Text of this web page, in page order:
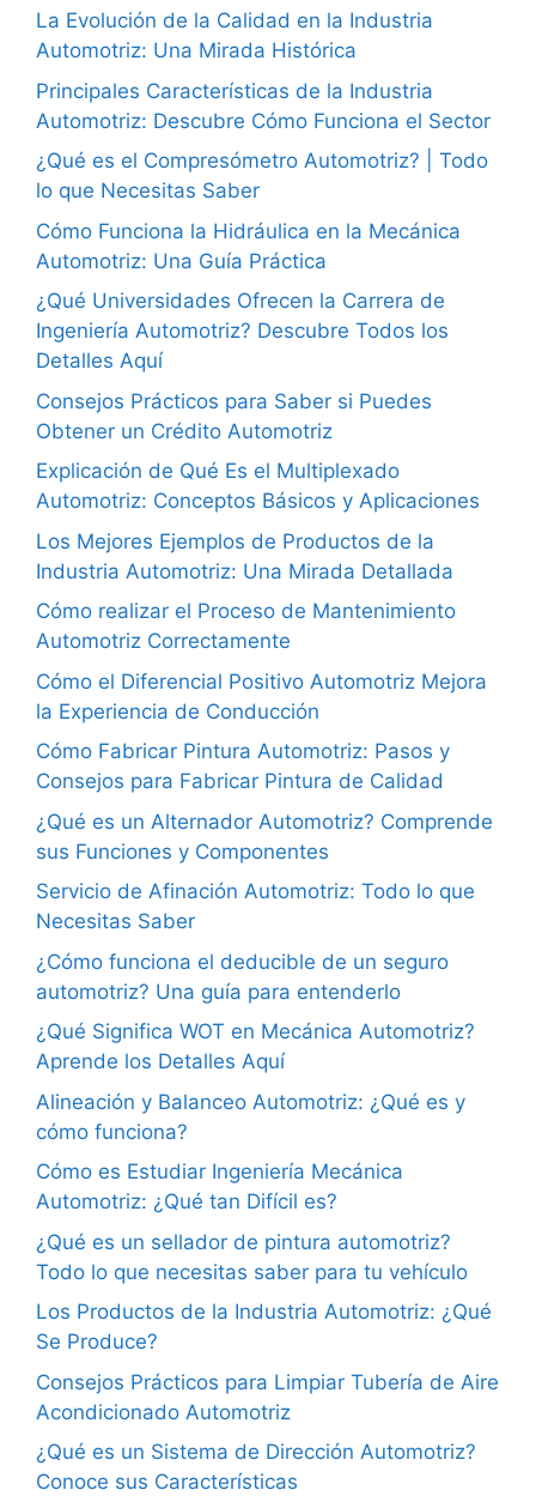
La Evolución de la Calidad en la Industria
Automotriz: Una Mirada Histórica
Principales Características de la Industria
Automotriz: Descubre Cómo Funciona el Sector
¿Qué es el Compresómetro Automotriz? | Todo
lo que Necesitas Saber
Cómo Funciona la Hidráulica en la Mecánica
Automotriz: Una Guía Práctica
¿Qué Universidades Ofrecen la Carrera de
Ingeniería Automotriz? Descubre Todos los
Detalles Aquí
Consejos Prácticos para Saber si Puedes
Obtener un Crédito Automotriz
Explicación de Qué Es el Multiplexado
Automotriz: Conceptos Básicos y Aplicaciones
Los Mejores Ejemplos de Productos de la
Industria Automotriz: Una Mirada Detallada
Cómo realizar el Proceso de Mantenimiento
Automotriz Correctamente
Cómo el Diferencial Positivo Automotriz Mejora
la Experiencia de Conducción
Cómo Fabricar Pintura Automotriz: Pasos y
Consejos para Fabricar Pintura de Calidad
¿Qué es un Alternador Automotriz? Comprende
sus Funciones y Componentes
Servicio de Afinación Automotriz: Todo lo que
Necesitas Saber
¿Cómo funciona el deducible de un seguro
automotriz? Una guía para entenderlo
¿Qué Significa WOT en Mecánica Automotriz?
Aprende los Detalles Aquí
Alineación y Balanceo Automotriz: ¿Qué es y
cómo funciona?
Cómo es Estudiar Ingeniería Mecánica
Automotriz: ¿Qué tan Difícil es?
¿Qué es un sellador de pintura automotriz?
Todo lo que necesitas saber para tu vehículo
Los Productos de la Industria Automotriz: ¿Qué
Se Produce?
Consejos Prácticos para Limpiar Tubería de Aire
Acondicionado Automotriz
¿Qué es un Sistema de Dirección Automotriz?
Conoce sus Características